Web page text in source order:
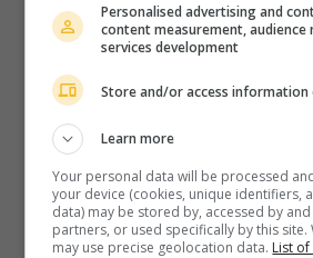
V.O.: When a Stranger
É.-U. 1979. Drame policierde Fred
Durning,Tony Beckley,Carol Kane.
Personalised advertising and
content measurement, audience
services development
Store and/or access information
Learn more
Your personal data will be processed
your device (cookies, unique identifiers,
data) may be stored by, accessed by
partners, or used specifically by this
may use precise geolocation data. List